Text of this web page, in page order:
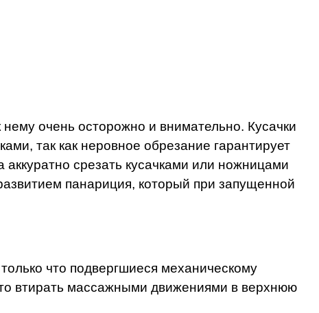
очень осторожно и внимательно. Кусачки
так как неровное обрезание гарантирует
срезать кусачками или ножницами
панариция, который при запущенной
что подвергшиеся механическому
втирать массажными движениями в верхнюю